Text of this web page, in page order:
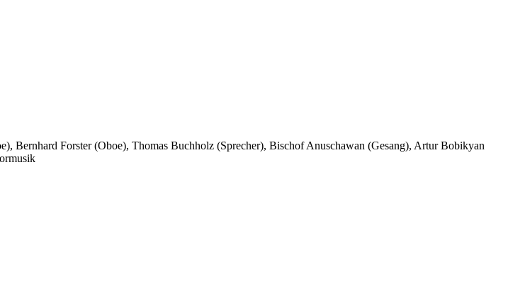
Bernhard Forster (Oboe), Thomas Buchholz (Sprecher), Bischof Anuschawan (Gesang), Artur Bobikyan